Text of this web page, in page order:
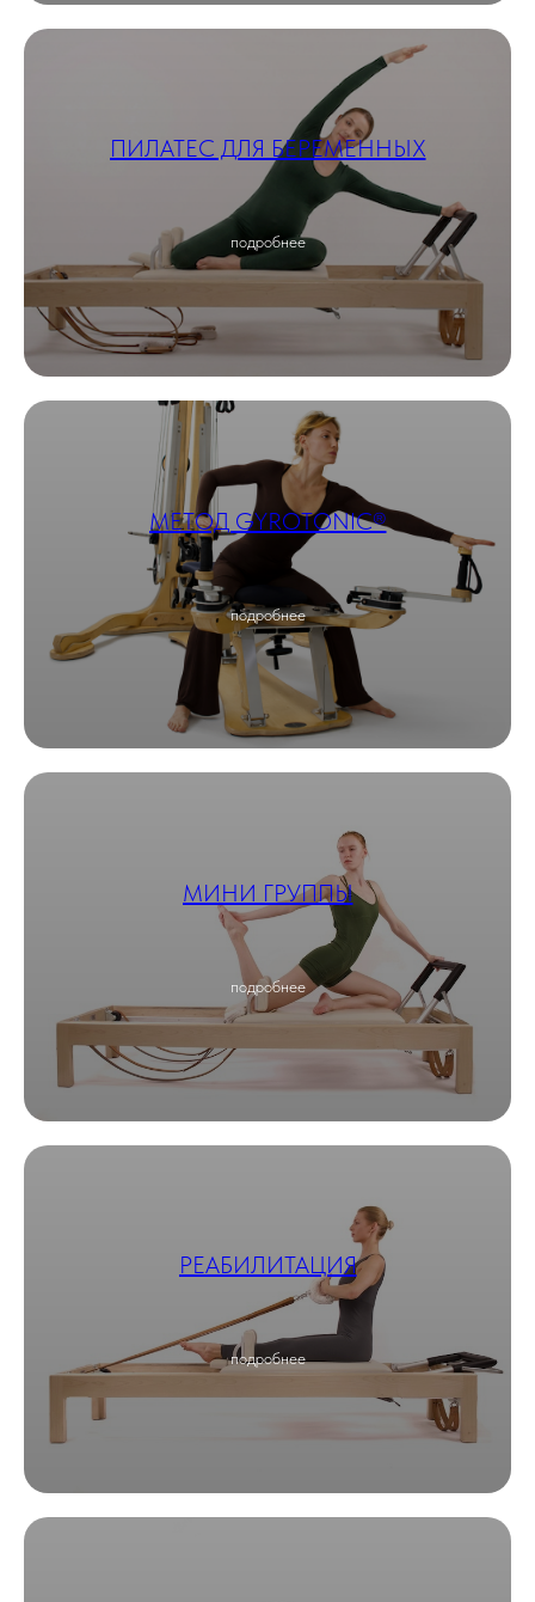
ПИЛАТЕС ДЛЯ БЕРЕМЕННЫХ
подробнее
МЕТОД GYROTONIC®
подробнее
МИНИ ГРУППЫ
подробнее
РЕАБИЛИТАЦИЯ
подробнее